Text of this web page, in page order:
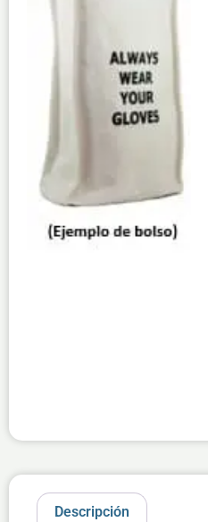
Descripción